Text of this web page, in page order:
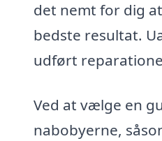
det nemt for dig
bedste resultat.
udført
Ved at vælge en
nabobyerne,